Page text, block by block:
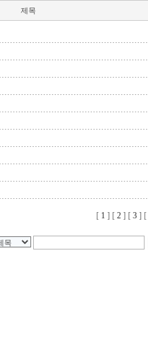
제목
[ 1 ] [ 2] [ 3] [